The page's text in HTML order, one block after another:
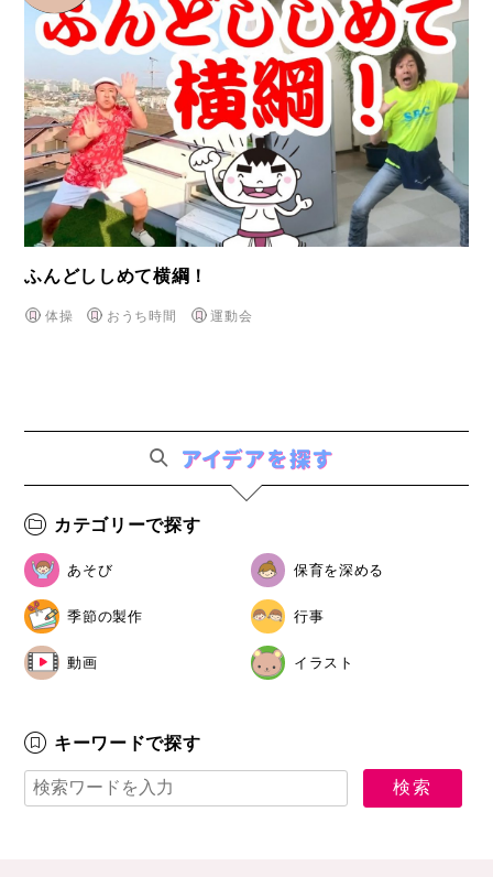
ふんどししめて横綱！
体操 おうち時間 運動会
カテゴリーで探す
あそび 保育を深める
季節の製作 行事
動画 イラスト
キーワードで探す